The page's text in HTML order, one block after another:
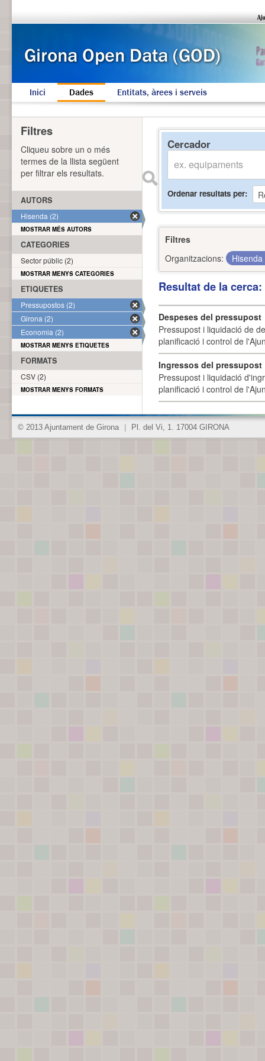
Inici Dades Entitats, àrees i serveis
Cercador
Ordenar resultats per
Filtres
Organitzacions:
Hisenda
Resultat de la
Despeses del pressupost
Pressupost i liquidació de
planificació i control de
Ingressos del pressupost
Pressupost i liquidació
planificació i control de
Filtres
Cliqueu sobre un o més
termes de la llista següent
per filtrar els resultats.
AUTORS
Hisenda (2)
MOSTRAR MÉS AUTORS
CATEGORIES
Sector públic (2)
MOSTRAR MENYS CATEGORIES
ETIQUETES
Pressupostos (2)
Girona (2)
Economia (2)
MOSTRAR MENYS ETIQUETES
FORMATS
CSV (2)
MOSTRAR MENYS FORMATS
© 2013 Ajuntament de Girona Pl. del Vi, 1. 17004 GIRONA